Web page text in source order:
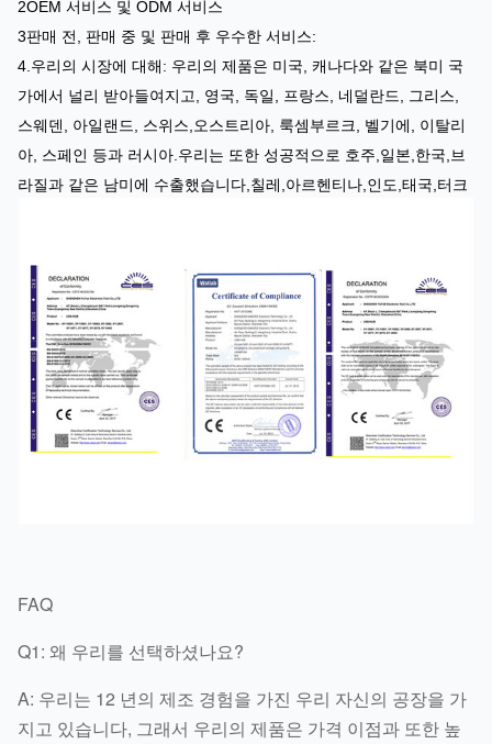
2OEM 서비스 및 ODM 서비스
3판매 전, 판매 중 및 판매 후 우수한 서비스:
4. 우리의 시장에 대해: 우리의 제품은 미국, 캐나다와 같은 북미 국
가에서 널리 받아들여지고, 영국, 독일, 프랑스, 네덜란드, 그리스,
스웨덴, 아일랜드, 스위스,오스트리아, 룩셈부르크, 벨기에, 이탈리
아, 스페인 등과 러시아.우리는 또한 성공적으로 호주,일본,한국,브
라질과 같은 남미에 수출했습니다,칠레,아르헨티나,인도,태국,터크
FAQ
Q1: 왜 우리를 선택하셨나요?
A: 우리는 12 년의 제조 경험을 가진 우리 자신의 공장을 가
지고 있습니다, 그래서 우리의 제품은 가격 이점과 또한 높